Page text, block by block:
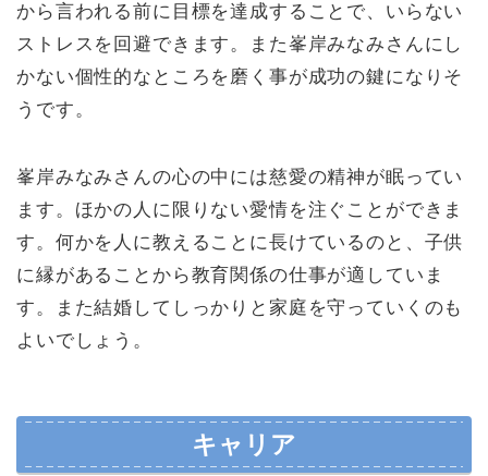
から言われる前に目標を達成することで、いらない
ストレスを回避できます。また峯岸みなみさんにし
かない個性的なところを磨く事が成功の鍵になりそ
うです。
峯岸みなみさんの心の中には慈愛の精神が眠ってい
ます。ほかの人に限りない愛情を注ぐことができま
す。何かを人に教えることに長けているのと、子供
に縁があることから教育関係の仕事が適していま
す。また結婚してしっかりと家庭を守っていくのも
よいでしょう。
キャリア